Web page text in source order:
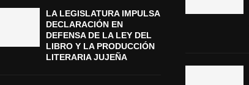
LA LEGISLATURA IMPULSA
DECLARACIÓN EN
DEFENSA DE LA LEY DEL
LIBRO Y LA PRODUCCIÓN
LITERARIA JUJEÑA